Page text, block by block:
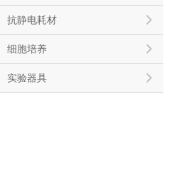
抗静电耗材
细胞培养
实验器具